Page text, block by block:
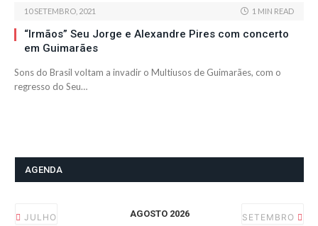
10 SETEMBRO, 2021 1 MIN READ
“Irmãos” Seu Jorge e Alexandre Pires com concerto
em Guimarães
Sons do Brasil voltam a invadir o Multiusos de Guimarães, com o
regresso do Seu…
AGENDA
JULHO AGOSTO 2026 SETEMBRO